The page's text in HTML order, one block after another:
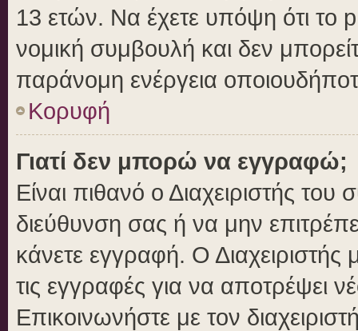
13 ετών. Να έχετε υπόψη ότι το
νομική συμβουλή και δεν
παράνομη ενέργεια
Κορυφή
Γιατί δεν μπορώ να εγγραφώ;
Είναι πιθανό ο Διαχειριστής του
διεύθυνση σας ή να μην
κάνετε εγγραφή. Ο Διαχειριστής
τις εγγραφές για να αποτρέψει
Επικοινωνήστε με τον